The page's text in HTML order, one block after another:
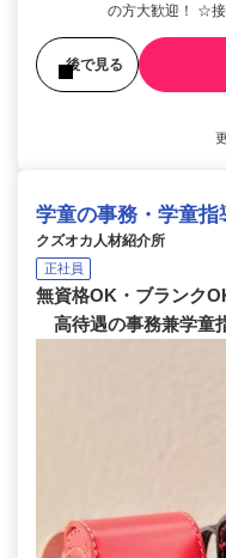
の方大歓迎！ ☆
後で見る
学童の事務・学童指
クズオカ人材紹介所
正社員
無資格OK・ブランク
高待遇の事務兼学童